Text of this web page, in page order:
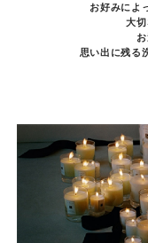
お好みによ
大切
思い出に残る